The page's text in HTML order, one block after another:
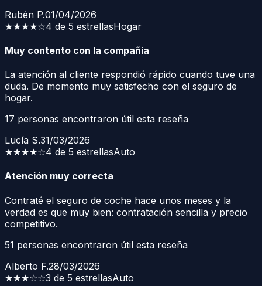
Rubén P.01/04/2026
★★★★☆4 de 5 estrellasHogar
Muy contento con la compañía
La atención al cliente respondió rápido cuando tuve una
duda. De momento muy satisfecho con el seguro de
hogar.
17 personas encontraron útil esta reseña
Lucía S.31/03/2026
★★★★☆4 de 5 estrellasAuto
Atención muy correcta
Contraté el seguro de coche hace unos meses y la
verdad es que muy bien: contratación sencilla y precio
competitivo.
51 personas encontraron útil esta reseña
Alberto F.28/03/2026
★★★☆☆3 de 5 estrellasAuto